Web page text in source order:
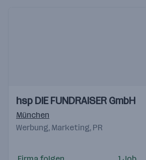
Videos
Einblicke
Einblicke
hsp DIE FUNDRAISER GmbH
München
Werbung, Marketing, PR